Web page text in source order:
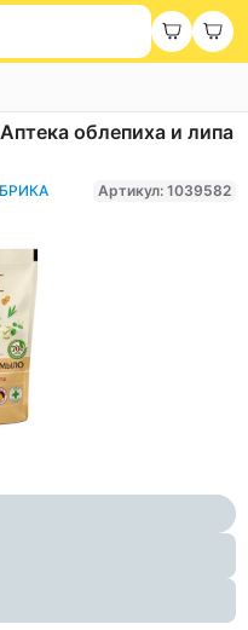
облепиха и липа
Артикул: 1039582